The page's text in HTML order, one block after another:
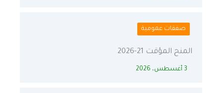
صفقات عمومية
المنح المؤقت 21-2026
3 أغسطس، 2026